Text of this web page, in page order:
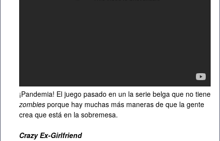
¡Pandemia! El juego pasado en un la serie belga que no tiene
zombies porque hay muchas más maneras de que la gente
crea que está en la sobremesa.
Crazy Ex-Girlfriend